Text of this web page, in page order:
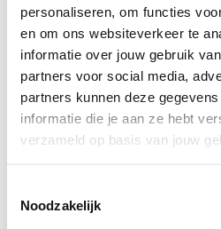
personaliseren, om functies
en om ons websiteverkeer te
informatie over jouw gebruik
partners voor social media,
partners kunnen deze
informatie die je aan ze hebt
verzameld op basis van jouw
Noodzakelijk